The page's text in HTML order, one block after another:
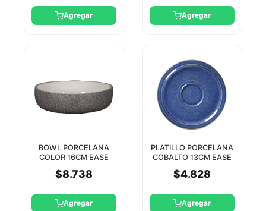
Agregar Agregar
BOWL PORCELANA
COLOR 16CM EASE
$8.738
Agregar
PLATILLO PORCELANA
COBALTO 13CM EASE
$4.828
Agregar